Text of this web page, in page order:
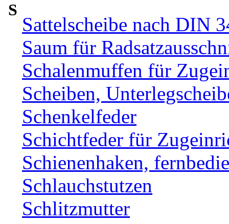
S
Sattelscheibe nach DIN
Saum für
Schalenmuffen für
Scheiben,
Schenkelfeder
Schichtfeder für
Schienenhaken,
Schlauchstutzen
Schlitzmutter